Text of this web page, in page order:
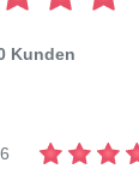
Kunden